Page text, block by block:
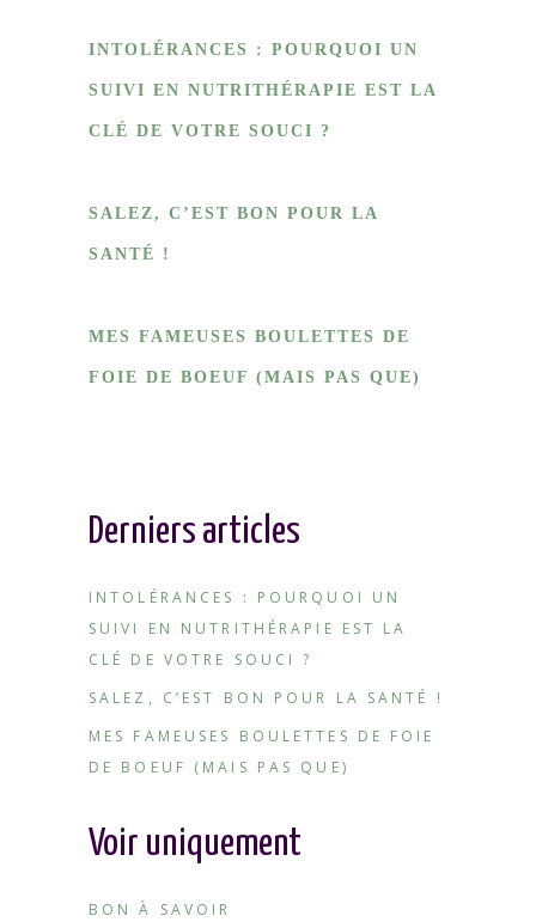
INTOLÉRANCES : POURQUOI UN
SUIVI EN NUTRITHÉRAPIE EST LA
CLÉ DE VOTRE SOUCI ?
SALEZ, C’EST BON POUR LA
SANTÉ !
MES FAMEUSES BOULETTES DE
FOIE DE BOEUF (MAIS PAS QUE)
Derniers articles
INTOLÉRANCES : POURQUOI UN
SUIVI EN NUTRITHÉRAPIE EST LA
CLÉ DE VOTRE SOUCI ?
SALEZ, C’EST BON POUR LA SANTÉ !
MES FAMEUSES BOULETTES DE FOIE
DE BOEUF (MAIS PAS QUE)
Voir uniquement
BON À SAVOIR